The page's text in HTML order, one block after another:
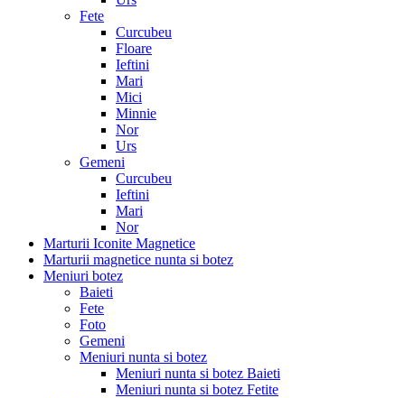
Fete
Curcubeu
Floare
Ieftini
Mari
Mici
Minnie
Nor
Urs
Gemeni
Curcubeu
Ieftini
Mari
Nor
Marturii Iconite Magnetice
Marturii magnetice nunta si botez
Meniuri botez
Baieti
Fete
Foto
Gemeni
Meniuri nunta si botez
Meniuri nunta si botez Baieti
Meniuri nunta si botez Fetite